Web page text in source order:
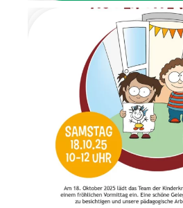
Mit stimmungsvoller
Weihnachtsmusik
Kinder herzlich
Gemeinsam
in ruhiger und
Atmosphäre.
wartete ein
an dem die
im Morgenkreis
ausgepackt wurden.
ein Moment voller
und Freude. Am
der Wichtelzeit
verabschiedeten sich
Wichtel mit einem
Abschiedsbrief. Sie